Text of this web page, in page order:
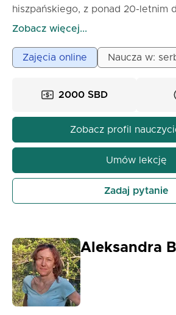
hiszpańskiego, z ponad 20-letnim
Uwielbiam uczyć moich uczniów,
wykorzystuję praktyczne i
piosenki i ciekawe zadania – dzięki
Dołącz do mnie i odkryj, jak języki
Zobacz więcej...
Zajęcia online Naucza w:
2000 SBD
Zobacz profil
Umów lekcję
Zadaj pytanie
Aleksandra